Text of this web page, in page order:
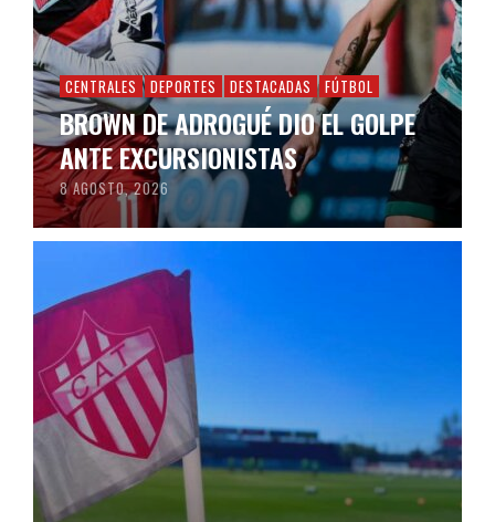
CENTRALES DEPORTES DESTACADAS FÚTBOL
BROWN DE ADROGUÉ DIO EL GOLPE
ANTE EXCURSIONISTAS
8 AGOSTO, 2026